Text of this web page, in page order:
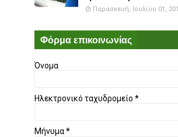
Παρασκευή, Ιουλίου 01,
Φόρμα επικοινωνίας
Όνομα
Ηλεκτρονικό ταχυδρομείο *
Μήνυμα*